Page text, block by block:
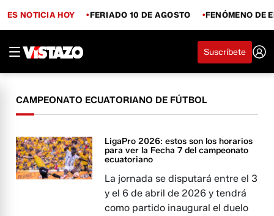
ES NOTICIA HOY FERIADO 10 DE AGOSTO FENÓMENO DE
Suscríbete
CAMPEONATO ECUATORIANO DE FÚTBOL
LigaPro 2026: estos son los horarios
para ver la Fecha 7 del campeonato
ecuatoriano
La jornada se disputará entre el 3
y el 6 de abril de 2026 y tendrá
como partido inaugural el duelo